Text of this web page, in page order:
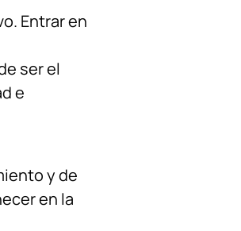
Entrar en
ser el
e
y de
en la